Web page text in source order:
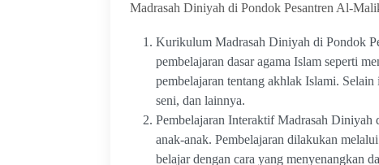
Madrasah Diniyah di Pondok Pesantren Al-
Kurikulum Madrasah Diniyah di Pondok
pembelajaran dasar agama Islam seperti
pembelajaran tentang akhlak Islami.
seni, dan lainnya.
Pembelajaran Interaktif Madrasah Diniyah
anak-anak. Pembelajaran dilakukan
belajar dengan cara yang menyenangkan